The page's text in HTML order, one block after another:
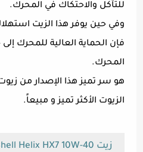
للتآكل والاحتكاك في المحرك.
وفي حين يوفر هذا الزيت
فإن الحماية العالية للمحرك
المحرك.
هو سر تميز هذا الإصدار من
الزيوت الأكثر تميز و مبيعاً.
زيت Shell Helix HX7 10W-40